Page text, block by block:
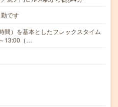
です
間）を基本としたフレックスタイム
13:00（…